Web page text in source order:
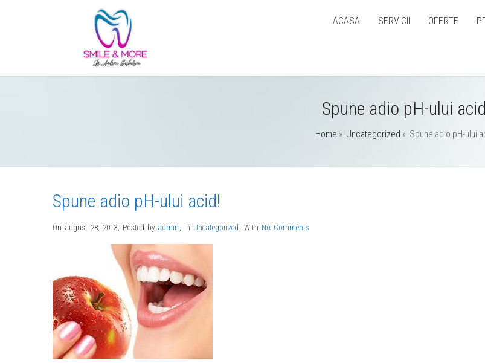
ACASA SERVICII OFERTE
Spune adio pH-ului
Home » Uncategorized » Spune adio pH-ului
Spune adio pH-ului acid!
On august 28, 2013, Posted by admin , In Uncategorized , With No Comments